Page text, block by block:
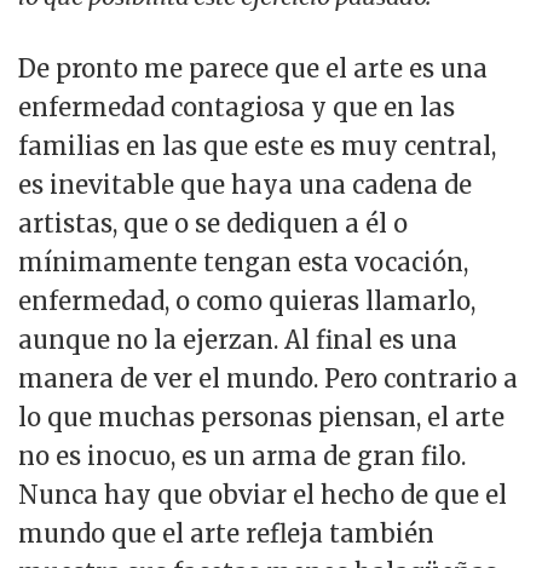
De pronto me parece que el arte es una
enfermedad contagiosa y que en las
familias en las que este es muy central,
es inevitable que haya una cadena de
artistas, que o se dediquen a él o
mínimamente tengan esta vocación,
enfermedad, o como quieras llamarlo,
aunque no la ejerzan. Al final es una
manera de ver el mundo. Pero contrario a
lo que muchas personas piensan, el arte
no es inocuo, es un arma de gran filo.
Nunca hay que obviar el hecho de que el
mundo que el arte refleja también